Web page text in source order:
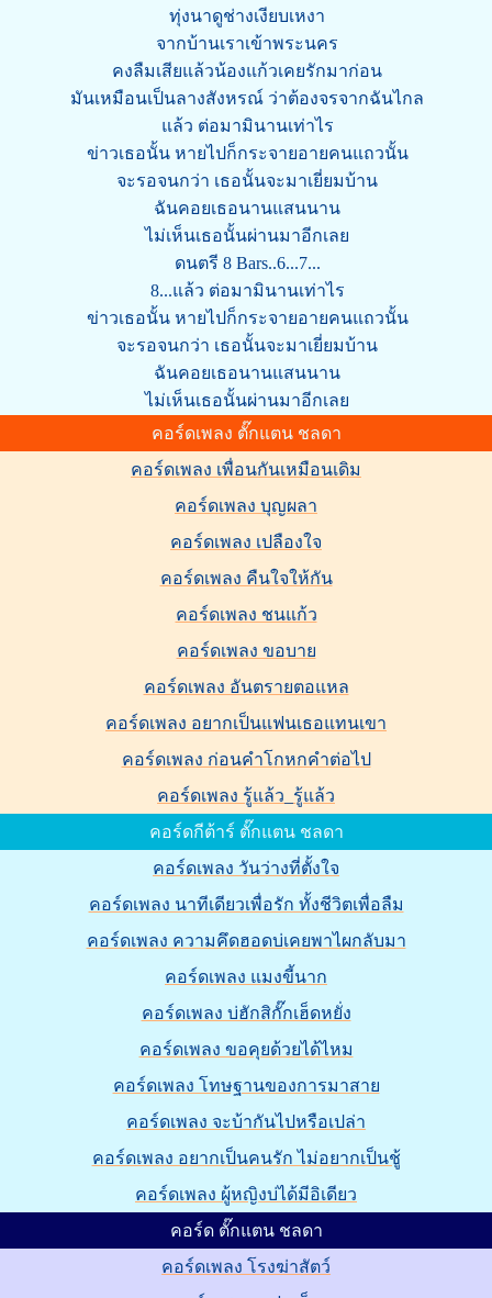
ทุ่งนาดูช่างเงียบเหงา
จากบ้านเราเข้าพระนคร
คงลืมเสียแล้วน้องแก้วเคยรักมาก่อน
มันเหมือนเป็นลางสังหรณ์ ว่าต้องจรจากฉันไกล
แล้ว ต่อมามินานเท่าไร
ข่าวเธอนั้น หายไปก็กระจายอายคนแถวนั้น
จะรอจนกว่า เธอนั้นจะมาเยี่ยมบ้าน
ฉันคอยเธอนานแสนนาน
ไม่เห็นเธอนั้นผ่านมาอีกเลย
ดนตรี 8 Bars..6...7...
8...แล้ว ต่อมามินานเท่าไร
ข่าวเธอนั้น หายไปก็กระจายอายคนแถวนั้น
จะรอจนกว่า เธอนั้นจะมาเยี่ยมบ้าน
ฉันคอยเธอนานแสนนาน
ไม่เห็นเธอนั้นผ่านมาอีกเลย
คอร์ดเพลง ตั๊กแตน ชลดา
คอร์ดเพลง เพื่อนกันเหมือนเดิม
คอร์ดเพลง บุญผลา
คอร์ดเพลง เปลืองใจ
คอร์ดเพลง คืนใจให้กัน
คอร์ดเพลง ชนแก้ว
คอร์ดเพลง ขอบาย
คอร์ดเพลง อันตรายตอแหล
คอร์ดเพลง อยากเป็นแฟนเธอแทนเขา
คอร์ดเพลง ก่อนคำโกหกคำต่อไป
คอร์ดเพลง รู้แล้ว_รู้แล้ว
คอร์ดกีต้าร์ ตั๊กแตน ชลดา
คอร์ดเพลง วันว่างที่ตั้งใจ
คอร์ดเพลง นาทีเดียวเพื่อรัก ทั้งชีวิตเพื่อลืม
คอร์ดเพลง ความคึดฮอดบ่เคยพาไผกลับมา
คอร์ดเพลง แมงขี้นาก
คอร์ดเพลง บ่ฮักสิกั๊กเฮ็ดหยั่ง
คอร์ดเพลง ขอคุยด้วยได้ไหม
คอร์ดเพลง โทษฐานของการมาสาย
คอร์ดเพลง จะบ้ากันไปหรือเปล่า
คอร์ดเพลง อยากเป็นคนรัก ไม่อยากเป็นชู้
คอร์ดเพลง ผู้หญิงบ่ได้มีอิเดียว
คอร์ด ตั๊กแตน ชลดา
คอร์ดเพลง โรงฆ่าสัตว์